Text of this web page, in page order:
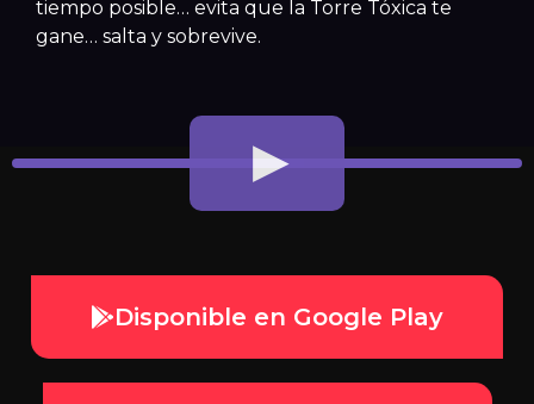
tiempo posible… evita que la Torre Tóxica te
gane… salta y sobrevive.
Reproductor
Disponible en Google Play